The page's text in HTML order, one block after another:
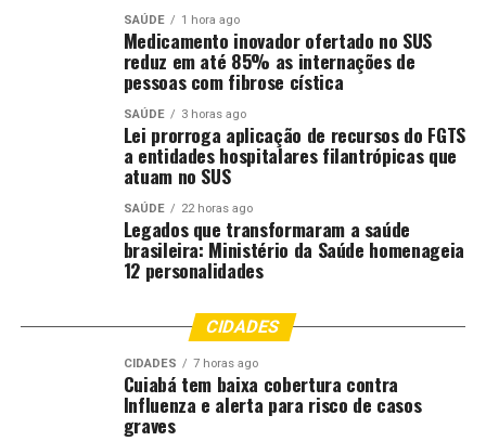
defensoria pública-geral, Luziane Castro, e o presidente
da Federação das Indústrias de Mato Grosso (Fiemt),
Silvio Rangel, também estavam presentes na solenidade.
Confira aqui os principais avanços do Governo de
Mato Grosso desde 2019:
Infraestrutura
Mato Grosso tem o maior pacote de
infraestrutura do Brasil;
mil km de rodovias asfaltadas (até 2019);
Em apenas 8 anos (2019-2026), mais 7 mil km de
asfalto novo entregue;
Asfalto novo: 6.197 km entregues (2019-dez. de
SAÚDE 1 hora ago
Medicamento inovador ofertado no SUS
reduz em até 85% as internações de
pessoas com fibrose cística
SAÚDE 3 horas ago
Lei prorroga aplicação de recursos do FGTS
a entidades hospitalares filantrópicas que
atuam no SUS
SAÚDE 22 horas ago
Legados que transformaram a saúde
brasileira: Ministério da Saúde homenageia
12 personalidades
CIDADES
CIDADES 7 horas ago
Cuiabá tem baixa cobertura contra
Influenza e alerta para risco de casos
graves